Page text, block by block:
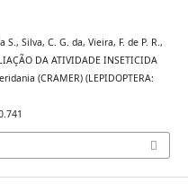
S., Silva, C. G. da, Vieira, F. de P. R.,
DA ATIVIDADE INSETICIDA
(CRAMER) (LEPIDOPTERA: